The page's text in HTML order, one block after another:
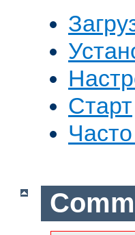
Старт